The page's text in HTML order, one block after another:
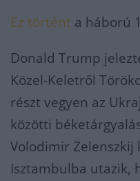
Ez történt a háború
Donald Trump
Közel-Keletről
részt vegyen az
közötti
Volodimir
Isztambulba utazik,